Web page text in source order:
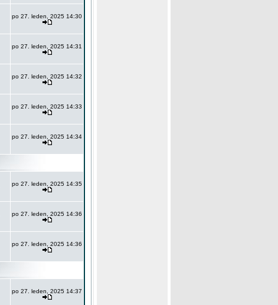
po 27. leden, 2025 14:30
po 27. leden, 2025 14:31
po 27. leden, 2025 14:32
po 27. leden, 2025 14:33
po 27. leden, 2025 14:34
po 27. leden, 2025 14:35
po 27. leden, 2025 14:36
po 27. leden, 2025 14:36
po 27. leden, 2025 14:37